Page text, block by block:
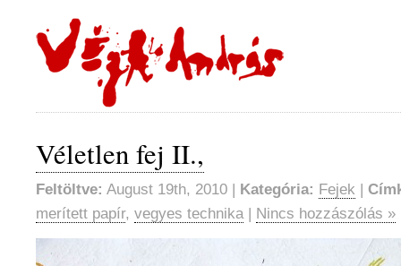
Véletlen fej II.,
Feltöltve: August 19th, 2010 | Kategória: Fejek |
merített papír, vegyes technika| Nincs hozzászólás »